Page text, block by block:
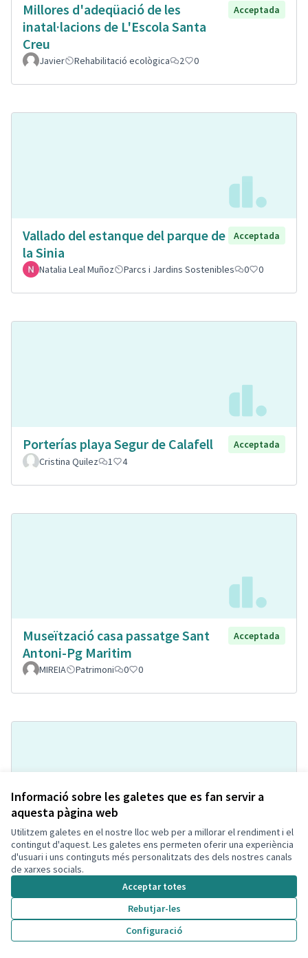
Informació sobre les galetes que es fan servir a
aquesta pàgina web
Utilitzem galetes en el nostre lloc web per a millorar el rendiment i el
contingut d'aquest. Les galetes ens permeten oferir una experiència
d'usuari i uns continguts més personalitzats des dels nostres canals
de xarxes socials.
Acceptar totes
Rebutjar-les
Configuració
Millores d'adeqüació de les
inatal·lacions de L'Escola Santa
Creu
Acceptada
Javier Rehabilitació ecològica 2 0
Vallado del estanque del parque de
la Sinia
Acceptada
Natalia Leal Muñoz Parcs i Jardins Sostenibles 0 0
Porterías playa Segur de Calafell
Acceptada
Cristina Quilez
1 4
Museïtzació casa passatge Sant
Antoni-Pg Maritim
Acceptada
MIREIA Patrimoni 0 0
Parque zona Escola La Ginesta
Acceptada
Paloma Lopez Pescuezo
Segur
Parcs i Jardins Sostenibles
0 1